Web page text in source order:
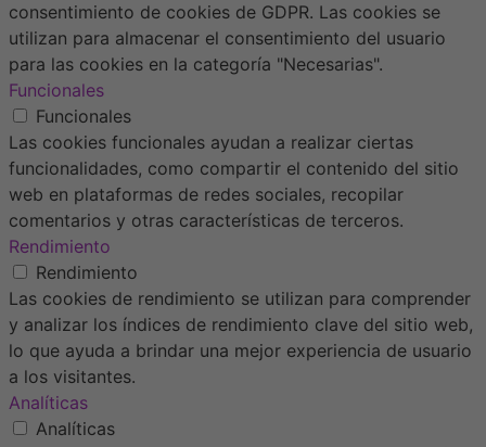
consentimiento de cookies de GDPR. Las cookies se
utilizan para almacenar el consentimiento del usuario
para las cookies en la categoría "Necesarias".
Funcionales
Funcionales
Las cookies funcionales ayudan a realizar ciertas
funcionalidades, como compartir el contenido del sitio
web en plataformas de redes sociales, recopilar
comentarios y otras características de terceros.
Rendimiento
Rendimiento
Las cookies de rendimiento se utilizan para comprender
y analizar los índices de rendimiento clave del sitio web,
lo que ayuda a brindar una mejor experiencia de usuario
a los visitantes.
Analíticas
Analíticas